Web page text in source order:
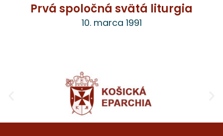
Prvá spoločná svätá liturgia
10. marca 1991